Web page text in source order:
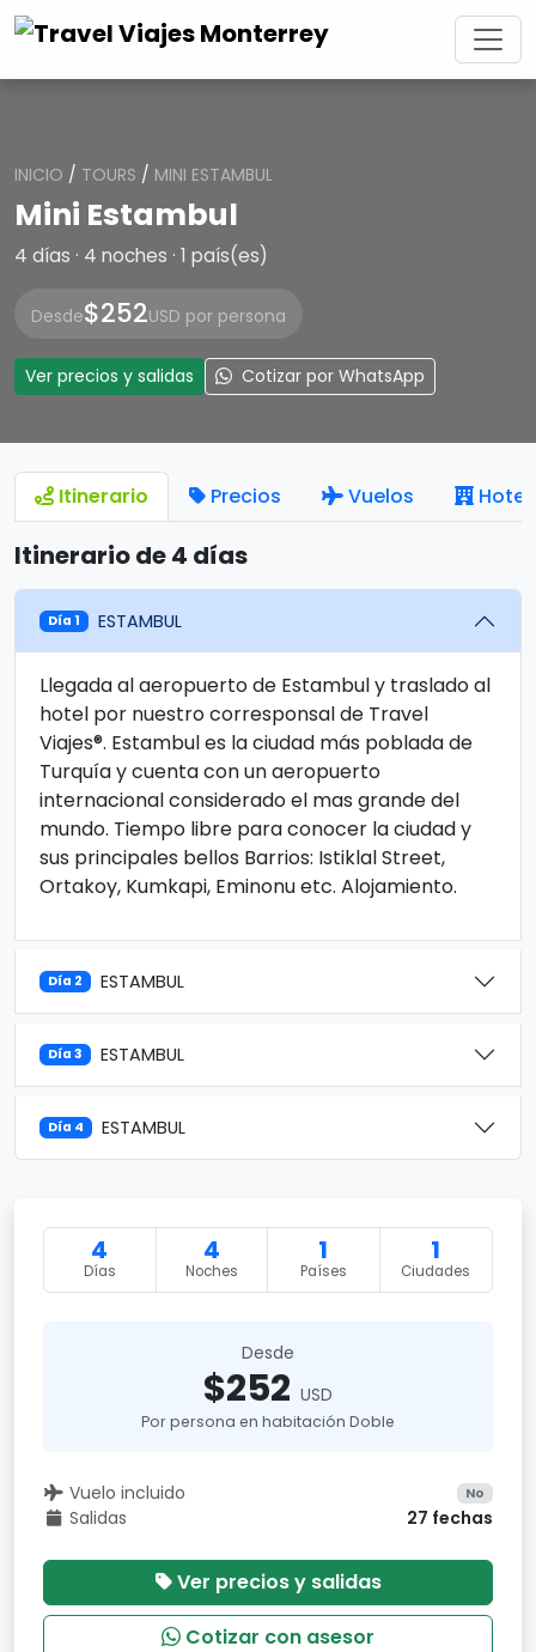
INICIO / TOURS / MINI ESTAMBUL
Mini Estambul
4 días · 4 noches · 1 país(es)
Desde$252USD por persona
Ver precios y salidas Cotizar por WhatsApp
Itinerario Precios Vuelos
Itinerario de 4 días
Día 1 ESTAMBUL
Llegada al aeropuerto de Estambul y traslado al
hotel por nuestro corresponsal de Travel
Viajes®. Estambul es la ciudad más poblada de
Turquía y cuenta con un aeropuerto
internacional considerado el mas grande del
mundo. Tiempo libre para conocer la ciudad y
sus principales bellos Barrios: Istiklal Street,
Ortakoy, Kumkapi, Eminonu etc. Alojamiento.
Día 2 ESTAMBUL
Día 3 ESTAMBUL
Día 4 ESTAMBUL
4
Días
4
Noches
1
Países
1
Ciudades
Desde
$252 USD
Por persona en habitación Doble
Vuelo incluido No
Salidas 27 fechas
Ver precios y salidas
Cotizar con asesor